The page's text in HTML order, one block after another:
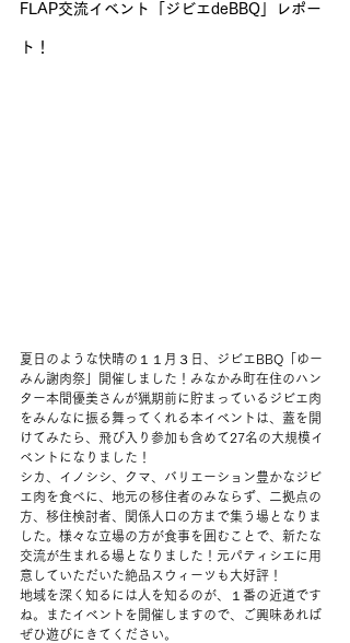
FLAP交流イベント「ジビエdeBBQ」レポー
ト！
夏日のような快晴の１１月３日、ジビエBBQ「ゆー
みん謝肉祭」開催しました！みなかみ町在住のハン
ター本間優美さんが猟期前に貯まっているジビエ肉
をみんなに振る舞ってくれる本イベントは、蓋を開
けてみたら、飛び入り参加も含めて27名の大規模イ
ベントになりました！
シカ、イノシシ、クマ、バリエーション豊かなジビ
エ肉を食べに、地元の移住者のみならず、二拠点の
方、移住検討者、関係人口の方まで集う場となりま
した。様々な立場の方が食事を囲むことで、新たな
交流が生まれる場となりました！元パティシエに用
意していただいた絶品スウィーツも大好評！
地域を深く知るには人を知るのが、１番の近道です
ね。またイベントを開催しますので、ご興味あれば
ぜひ遊びにきてください。